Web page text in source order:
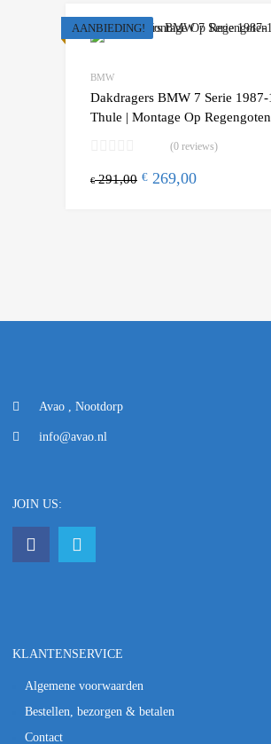
AANBIEDING!
BMW
Dakdragers BMW 7 Serie 1987-
Thule | Montage Op Regengoten
(0 reviews)
€291,00 € 269,00
Avao , Nootdorp
info@avao.nl
JOIN US:
KLANTENSERVICE
Algemene voorwaarden
Bestellen, bezorgen & betalen
Contact